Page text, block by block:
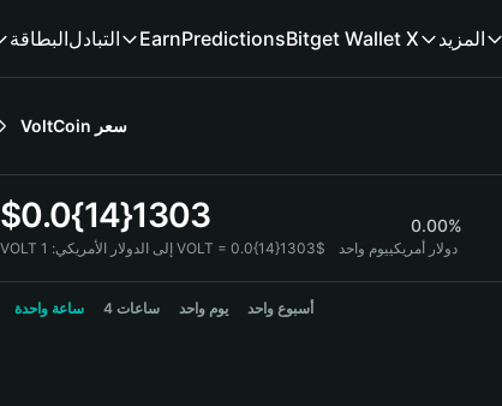
البطاقةالتبادل EarnPredictionsBitget Wallet X المزيد
VoltCoin سعر
$0.0{14}1303 0.00%
VOLT إلى الدولار الأمريكي: 1 VOLT = 0.0{14}1303$ دولار أمريكييوم واحد
ساعة واحدة 4 ساعات يوم واحد أسبوع واحد